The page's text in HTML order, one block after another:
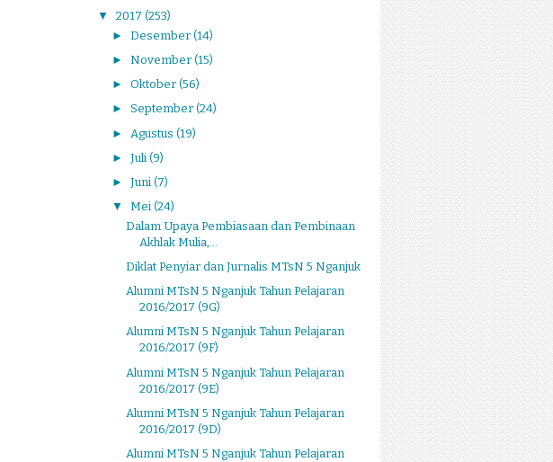
▼ 2017 (253)
► Desember (14)
► November (15)
► Oktober (56)
► September (24)
► Agustus (19)
► Juli (9)
► Juni (7)
▼ Mei (24)
Dalam Upaya Pembiasaan dan Pembinaan
Akhlak Mulia,...
Diklat Penyiar dan Jurnalis MTsN 5 Nganjuk
Alumni MTsN 5 Nganjuk Tahun Pelajaran
2016/2017 (9G)
Alumni MTsN 5 Nganjuk Tahun Pelajaran
2016/2017 (9F)
Alumni MTsN 5 Nganjuk Tahun Pelajaran
2016/2017 (9E)
Alumni MTsN 5 Nganjuk Tahun Pelajaran
2016/2017 (9D)
Alumni MTsN 5 Nganjuk Tahun Pelajaran